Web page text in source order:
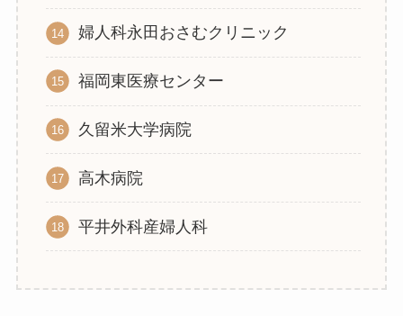
婦人科永田おさむクリニック
福岡東医療センター
久留米大学病院
高木病院
平井外科産婦人科